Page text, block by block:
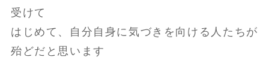
受けて
はじめて、自分自身に気づきを向ける人たちが
殆どだと思います